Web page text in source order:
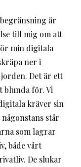
är
till mig om att
min digitala
ner i
Det är ett
blunda för. Vi
kräver sin
står
som lagrar
både vårt
De slukar